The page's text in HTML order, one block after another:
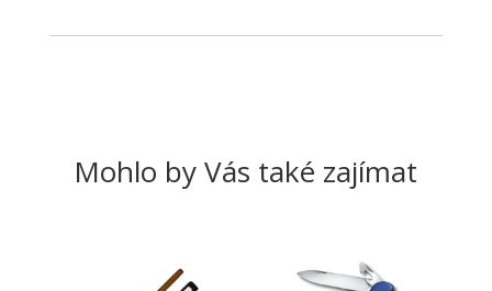
Mohlo by Vás také zajímat